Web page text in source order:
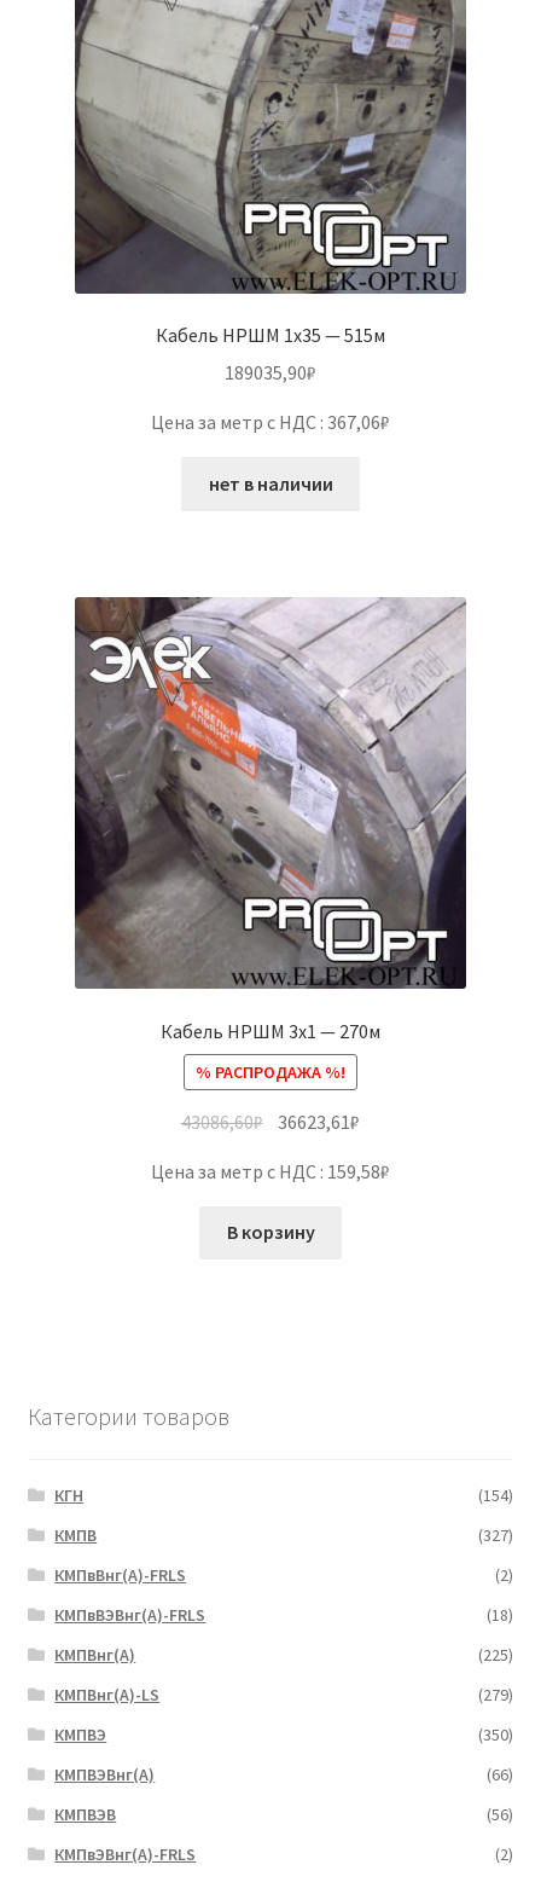
Кабель НРШМ 1х35 — 515м
189035,90₽
Цена за метр с НДС : 367,06₽
нет в наличии
Кабель НРШМ 3х1 — 270м
% РАСПРОДАЖА %!
43086,60₽ 36623,61₽
Цена за метр с НДС : 159,58₽
В корзину
Категории товаров
КГН
(154)
КМПВ
(327)
КМПвВнг(А)-FRLS
(2)
КМПвВЭВнг(А)-FRLS
(18)
КМПВнг(А)
(225)
КМПВнг(А)-LS
(279)
КМПВЭ
(350)
КМПВЭBнг(А)
(66)
КМПВЭВ
(56)
КМПвЭВнг(А)-FRLS
(2)